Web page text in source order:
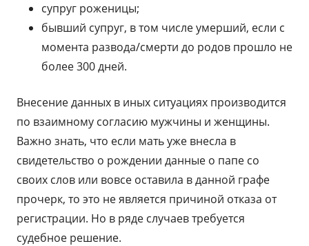
супруг роженицы;
бывший супруг, в том числе умерший, если с
момента развода/смерти до родов прошло не
более 300 дней.
Внесение данных в иных ситуациях производится
по взаимному согласию мужчины и женщины.
Важно знать, что если мать уже внесла в
свидетельство о рождении данные о папе со
своих слов или вовсе оставила в данной графе
прочерк, то это не является причиной отказа от
регистрации. Но в ряде случаев требуется
судебное решение.